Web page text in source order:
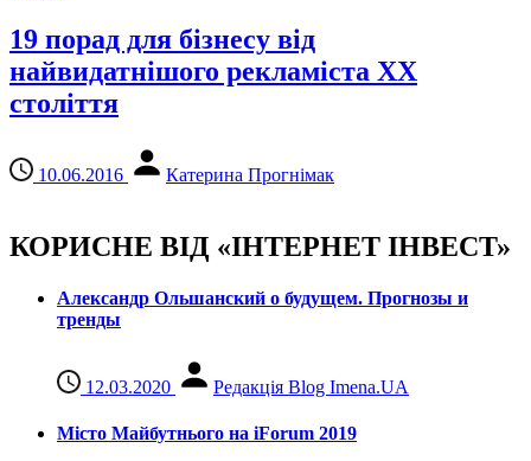
19 порад для бізнесу від
найвидатнішого рекламіста ХХ
століття
10.06.2016 Катерина Прогнімак
КОРИСНЕ ВІД «ІНТЕРНЕТ ІНВЕСТ»
Александр Ольшанский о будущем. Прогнозы и
тренды
12.03.2020 Редакція Blog Imena.UA
Місто Майбутнього на iForum 2019